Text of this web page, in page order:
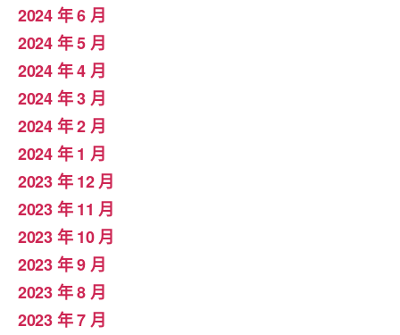
2024 年 6 月
2024 年 5 月
2024 年 4 月
2024 年 3 月
2024 年 2 月
2024 年 1 月
2023 年 12 月
2023 年 11 月
2023 年 10 月
2023 年 9 月
2023 年 8 月
2023 年 7 月